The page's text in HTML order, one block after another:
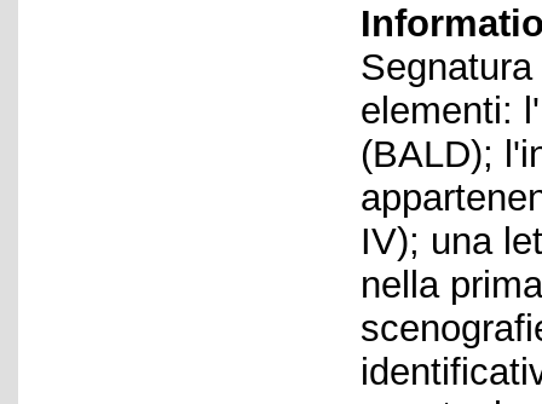
elementi:
(BALD);
IV); una
nella